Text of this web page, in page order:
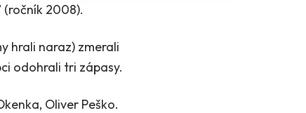
(ročník 2008).
hrali naraz) zmerali
odohrali tri zápasy.
Oliver Peško.